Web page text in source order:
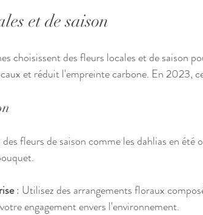
et de saison
choisissent des fleurs locales et de saison
et réduit l'empreinte carbone. En 2023,
fleurs de saison comme les dahlias en été
: Utilisez des arrangements floraux
engagement envers l'environnement.